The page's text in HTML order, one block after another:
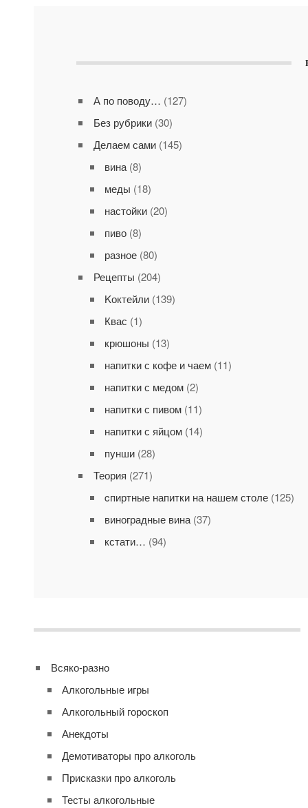
А по поводу… (127)
Без рубрики(30)
Делаем сами(145)
вина(8)
меды (18)
настойки(20)
пиво(8)
разное(80)
Рецепты (204)
Kоктейли(139)
Квас (1)
крюшоны (13)
напитки с кофе и чаем(11)
напитки с медом(2)
напитки с пивом(11)
напитки с яйцом(14)
пунши(28)
Теория (271)
cпиртные напитки на нашем столе(125)
виноградные вина(37)
кстати… (94)
Всяко-разно
Алкогольные игры
Алкогольный гороскоп
Анекдоты
Демотиваторы про алкоголь
Присказки про алкоголь
Тесты алкогольные